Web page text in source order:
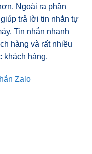
Ngoài ra phần
trả lời tin nhắn tự
Tin nhắn nhanh
hàng và rất nhiều
khách hàng.
Zalo